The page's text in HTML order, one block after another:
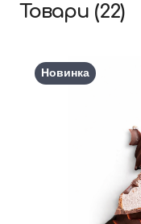
Товари (22)
Новинка